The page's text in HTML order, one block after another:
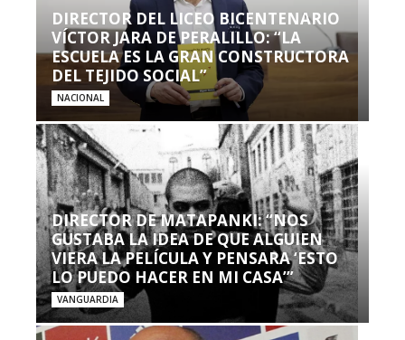
DIRECTOR DEL LICEO BICENTENARIO
VÍCTOR JARA DE PERALILLO: “LA
ESCUELA ES LA GRAN CONSTRUCTORA
DEL TEJIDO SOCIAL”
NACIONAL
DIRECTOR DE MATAPANKI: “NOS
GUSTABA LA IDEA DE QUE ALGUIEN
VIERA LA PELÍCULA Y PENSARA ‘ESTO
LO PUEDO HACER EN MI CASA’”
VANGUARDIA